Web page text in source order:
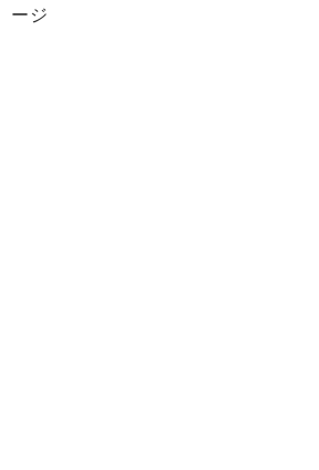
ージ